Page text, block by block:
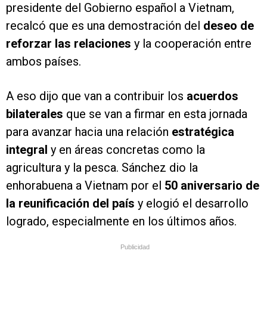
presidente del Gobierno español a Vietnam,
recalcó que es una demostración del deseo de
reforzar las relaciones y la cooperación entre
ambos países.
A eso dijo que van a contribuir los acuerdos
bilaterales que se van a firmar en esta jornada
para avanzar hacia una relación estratégica
integral y en áreas concretas como la
agricultura y la pesca. Sánchez dio la
enhorabuena a Vietnam por el 50 aniversario de
la reunificación del país y elogió el desarrollo
logrado, especialmente en los últimos años.
Publicidad